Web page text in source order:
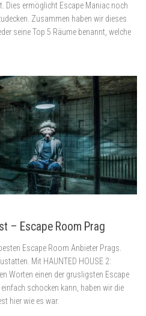
Dies ermöglicht Escape Maniac noch
Zusammen haben wir dieses
seine Top 5 Räume benannt, welche
– Escape Room Prag
Escape Room Anbieter Prags.
Mit HAUNTED HOUSE 2:
Worten einen der grusligsten Escape
schocken kann, haben wir die
hier wie es war.